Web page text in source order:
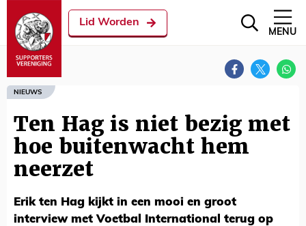
Lid Worden
MENU
NIEUWS
Ten Hag is niet bezig met
hoe buitenwacht hem
neerzet
Erik ten Hag kijkt in een mooi en groot
interview met Voetbal International terug op